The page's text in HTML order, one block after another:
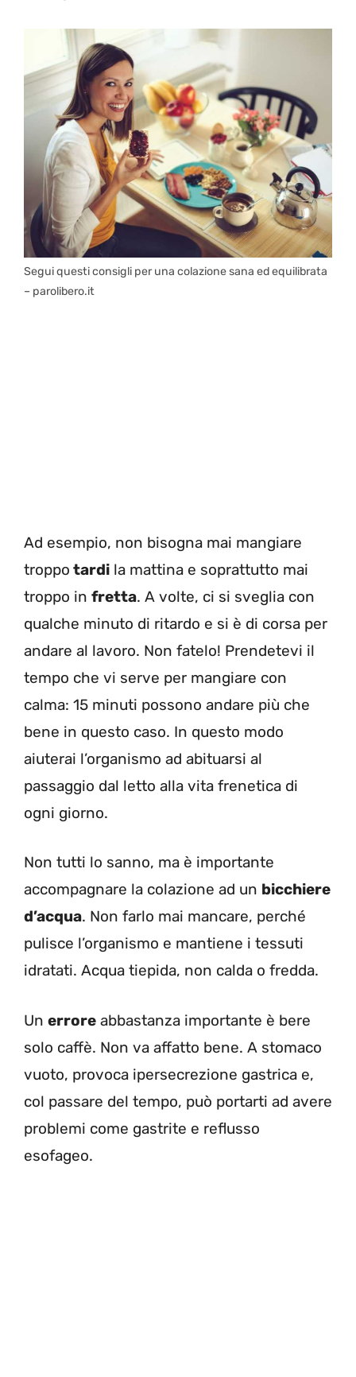
Segui questi consigli per una colazione sana ed equilibrata
– parolibero.it
Ad esempio, non bisogna mai mangiare
troppo tardi la mattina e soprattutto mai
troppo in fretta. A volte, ci si sveglia con
qualche minuto di ritardo e si è di corsa per
andare al lavoro. Non fatelo! Prendetevi il
tempo che vi serve per mangiare con
calma: 15 minuti possono andare più che
bene in questo caso. In questo modo
aiuterai l’organismo ad abituarsi al
passaggio dal letto alla vita frenetica di
ogni giorno.
Non tutti lo sanno, ma è importante
accompagnare la colazione ad un bicchiere
d’acqua. Non farlo mai mancare, perché
pulisce l’organismo e mantiene i tessuti
idratati. Acqua tiepida, non calda o fredda.
Un errore abbastanza importante è bere
solo caffè. Non va affatto bene. A stomaco
vuoto, provoca ipersecrezione gastrica e,
col passare del tempo, può portarti ad avere
problemi come gastrite e reflusso
esofageo.